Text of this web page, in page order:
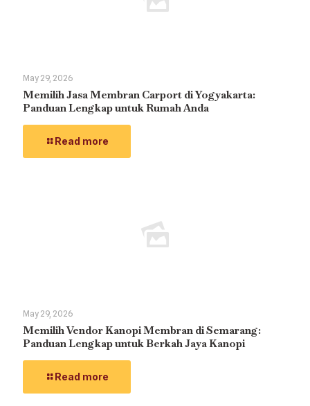
May 29, 2026
Memilih Jasa Membran Carport di Yogyakarta:
Panduan Lengkap untuk Rumah Anda
Read more
May 29, 2026
Memilih Vendor Kanopi Membran di Semarang:
Panduan Lengkap untuk Berkah Jaya Kanopi
Read more